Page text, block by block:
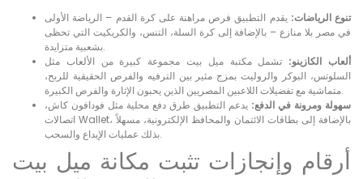
تنوع الرياضات: يقدم التطبيق فرص مراهنة على كرة القدم – الرياضة الأولى
في مصر بلا منازع – بالإضافة إلى كرة السلة، التنس، والكريكيت التي تحظى
بشعبية متزايدة.
ألعاب الكازينو: تشمل مكتبة ميل بيت مجموعة كبيرة من الألعاب مثل
السلوتس، البوكر والروليت بمزج مثير بين الترفيه والفرص الحقيقية للربح،
متماشية مع تفضيلات اللاعبين المصريين الذين يحبون الإثارة والفرص الكبيرة.
سهولة ومرونة في الدفع: يدعم التطبيق طرق دفع محلية مثل فودافون كاش،
اتصالات Wallet، بالإضافة إلى بطاقات الائتمان والمحافظ الإلكترونية، مسهلاً
بذلك عمليات الإيداع والسحب.
أرقام وإنجازات تثبت مكانة ميل بيت